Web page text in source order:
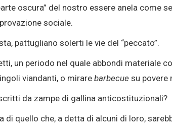
oscura” del nostro essere anela come
sociale.
pattugliano solerti le vie del “peccato”.
un periodo nel quale abbondi materiale
viandanti, o mirarebarbecuesu povere
da zampe di gallina anticostituzionali?
di quello che, a detta di alcuni di loro,